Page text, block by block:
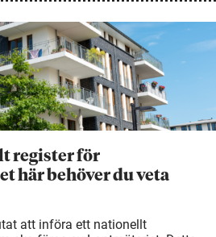
register för
här behöver du veta
att införa ett nationellt